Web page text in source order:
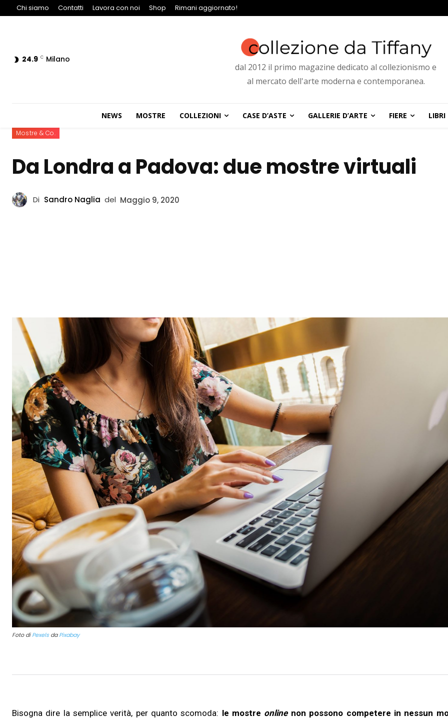
Chi siamo Contatti Lavora con noi Shop Rimani aggiornato!
24.9 C Milano
dal 2012 il primo magazine dedicato al collezionismo e
al mercato dell'arte moderna e contemporanea.
NEWS MOSTRE COLLEZIONI CASE D’ASTE GALLERIE D’ARTE FIERE LIBRI
Mostre & Co.
Da Londra a Padova: due mostre virtuali
Di Sandro Naglia del Maggio 9, 2020
Foto diPexelsdaPixabay
Bisogna dire la semplice verità, per quanto scomoda: le mostre onlinenon possono competere in nessun